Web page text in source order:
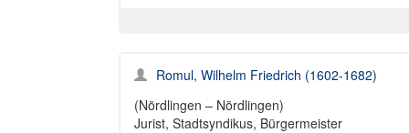
Romul, Wilhelm Friedrich (1602-1682)
(Nördlingen – Nördlingen)
Jurist, Stadtsyndikus, Bürgermeister